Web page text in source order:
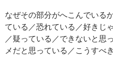
なぜその部分がへこんでいる
ている／恐れている／好きじ
／疑っている／できないと思
メだと思っている／こうすべ